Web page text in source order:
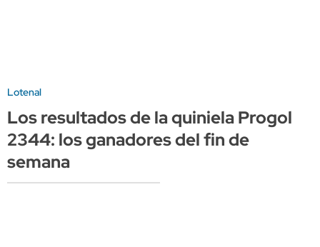
Lotenal
Los resultados de la quiniela Progol
2344: los ganadores del fin de
semana